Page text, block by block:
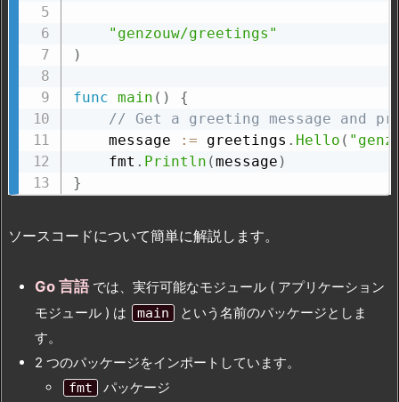
"genzouw/greetings"
)
func main ( )
{
// Get a greeting message and
    message
:= greetings . Hello (
    fmt
. Println (message )
}
ソースコードについて簡単に解説します。
Go 言語では、実行可能なモジュール ( アプリケーション
モジュール ) は
main
という名前のパッケージとしま
す。
2 つのパッケージをインポートしています。
fmt
パッケージ